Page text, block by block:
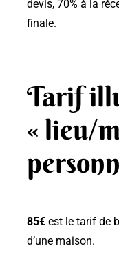
devis, 70% à la
finale.
Tarif
« lieu/
85€est le tarif de
d’une maison.